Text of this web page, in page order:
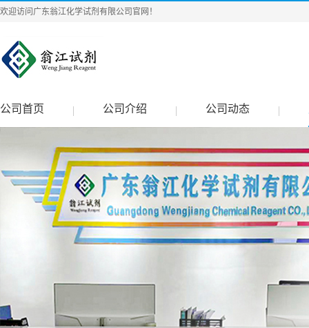
欢迎访问广东翁江化学试剂有限公司官网！
公司首页 公司介绍 公司动态